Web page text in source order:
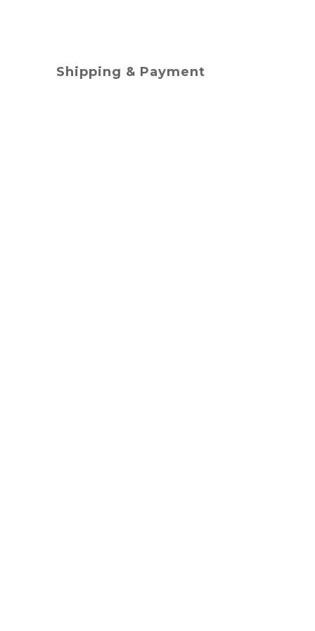
Shipping & Payment